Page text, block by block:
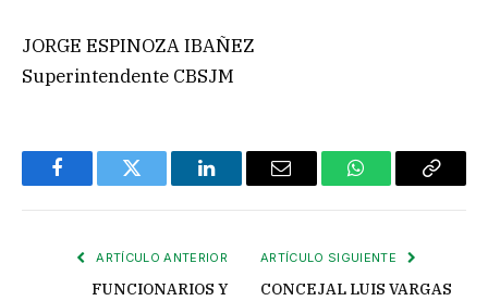
JORGE ESPINOZA IBAÑEZ
Superintendente CBSJM
FacebookTwitter LinkedInEmail WhatsAppCopiar
ARTÍCULO ANTERIOR
FUNCIONARIOS Y
ARTÍCULO SIGUIENTE
CONCEJAL LUIS VARGAS